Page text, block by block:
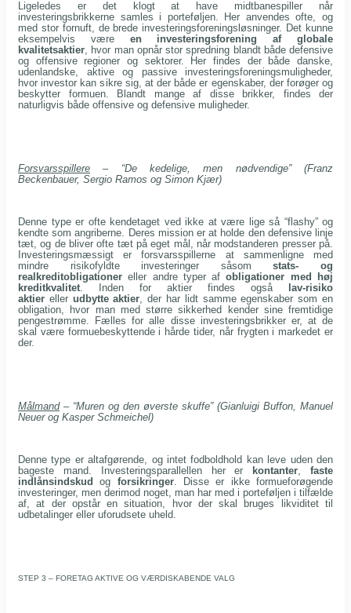
Ligeledes er det klogt at have midtbanespiller når
investeringsbrikkerne samles i porteføljen. Her anvendes ofte, og
med stor fornuft, de brede investeringsforeningsløsninger. Det kunne
eksempelvis være en investeringsforening af globale
kvalitetsaktier , hvor man opnår stor spredning blandt både defensive
og offensive regioner og sektorer. Her findes der både danske,
udenlandske, aktive og passive investeringsforeningsmuligheder,
hvor investor kan sikre sig, at der både er egenskaber, der forøger og
beskytter formuen. Blandt mange af disse brikker, findes der
naturligvis både offensive og defensive muligheder.
Forsvarsspillere – “De kedelige, men nødvendige” (Franz
Beckenbauer, Sergio Ramos og Simon Kjær)
Denne type er ofte kendetaget ved ikke at være lige så “flashy” og
kendte som angriberne. Deres mission er at holde den defensive linje
tæt, og de bliver ofte tæt på eget mål, når modstanderen presser på.
Investeringsmæssigt er forsvarsspillerne at sammenligne med
mindre risikofyldte investeringer såsomstats- og
realkreditobligationer eller andre typer afobligationer med høj
kreditkvalitet . Inden for aktier findes også lav-risiko
aktier eller udbytte aktier , der har lidt samme egenskaber som en
obligation, hvor man med større sikkerhed kender sine fremtidige
pengestrømme. Fælles for alle disse investeringsbrikker er, at de
skal være formuebeskyttende i hårde tider, når frygten i markedet er
der.
Målmand– “Muren og den øverste skuffe” (Gianluigi Buffon, Manuel
Neuer og Kasper Schmeichel)
Denne type er altafgørende, og intet fodboldhold kan leve uden den
bageste mand. Investeringsparallellen her er kontanter ,faste
indlånsindskud og forsikringer. Disse er ikke formueforøgende
investeringer, men derimod noget, man har med i porteføljen i tilfælde
af, at der opstår en situation, hvor der skal bruges likviditet til
udbetalinger eller uforudsete uheld.
STEP 3 – FORETAG AKTIVE OG VÆRDISKABENDE VALG